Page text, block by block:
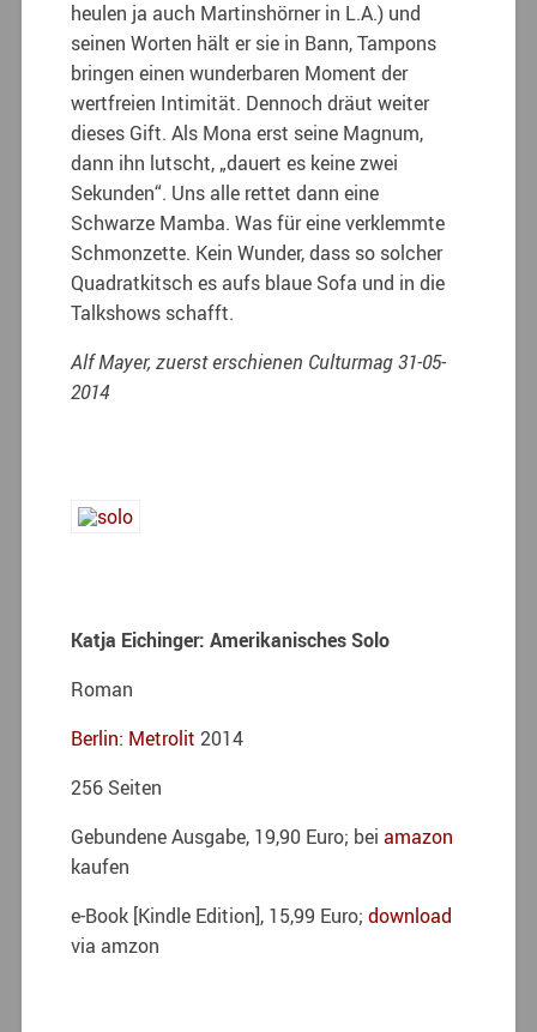
heulen ja auch Martinshörner in L.A.) und
seinen Worten hält er sie in Bann, Tampons
bringen einen wunderbaren Moment der
wertfreien Intimität. Dennoch dräut weiter
dieses Gift. Als Mona erst seine Magnum,
dann ihn lutscht, „dauert es keine zwei
Sekunden“. Uns alle rettet dann eine
Schwarze Mamba. Was für eine verklemmte
Schmonzette. Kein Wunder, dass so solcher
Quadratkitsch es aufs blaue Sofa und in die
Talkshows schafft.
Alf Mayer, zuerst erschienen Culturmag 31-05-
2014
Katja Eichinger: Amerikanisches Solo
Roman
Berlin: Metrolit 2014
256 Seiten
Gebundene Ausgabe, 19,90 Euro; beiamazon
kaufen
e-Book [Kindle Edition], 15,99 Euro;download
via amzon